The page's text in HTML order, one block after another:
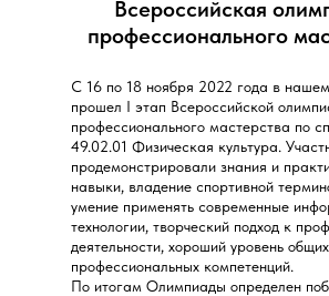
С 16 по 18 ноября 2022 года в
прошел I этап Всероссийской
профессионального мастерства по
49.02.01 Физическая культура.
продемонстрировали знания и
навыки, владение спортивной
умение применять современные
технологии, творческий подход к
деятельности, хороший уровень
профессиональных компетенций.
По итогам Олимпиады определен
Всероссийская
профессионального